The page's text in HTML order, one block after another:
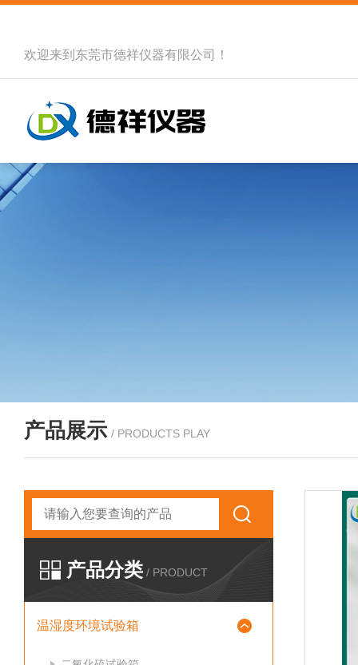
欢迎来到 东莞市德祥仪器有限公司 ！
产品展示 / PRODUCTS PLAY
产品分类 / PRODUCT
温湿度环境试验箱